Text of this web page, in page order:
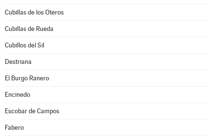
Cubillas de los Oteros
Cubillas de Rueda
Cubillos del Sil
Destriana
El Burgo Ranero
Encinedo
Escobar de Campos
Fabero